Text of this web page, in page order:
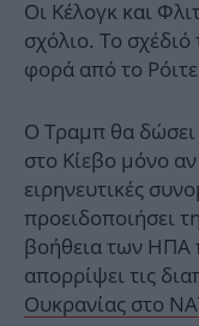
Οι Κέλογκ και
σχόλιο. Το
φορά από το
Ο Τραμπ θα δώσει
στο Κίεβο μόνο
ειρηνευτικές
προειδοποιήσει
βοήθεια των ΗΠΑ
απορρίψει τις
Ουκρανίας στο